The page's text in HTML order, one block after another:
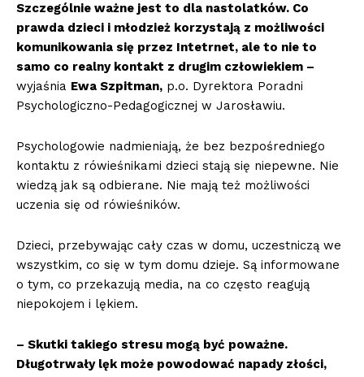
Szczególnie ważne jest to dla nastolatków. Co
prawda dzieci i młodzież korzystają z możliwości
komunikowania się przez Intetrnet, ale to nie to
samo co realny kontakt z drugim człowiekiem –
wyjaśnia Ewa Szpitman, p.o. Dyrektora Poradni
Psychologiczno-Pedagogicznej w Jarosławiu.
Psychologowie nadmieniają, że bez bezpośredniego
kontaktu z rówieśnikami dzieci stają się niepewne. Nie
wiedzą jak są odbierane. Nie mają też możliwości
uczenia się od rówieśników.
Dzieci, przebywając cały czas w domu, uczestniczą we
wszystkim, co się w tym domu dzieje. Są informowane
o tym, co przekazują media, na co często reagują
niepokojem i lękiem.
– Skutki takiego stresu mogą być poważne.
Długotrwały lęk może powodować napady złości,